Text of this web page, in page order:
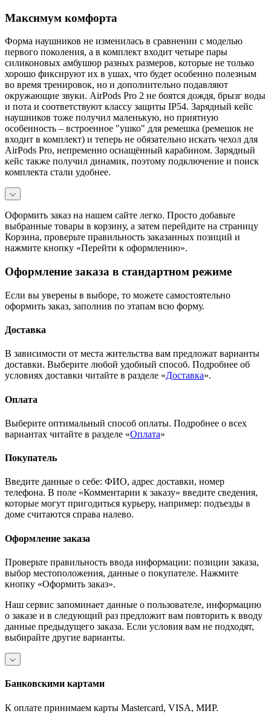
Максимум комфорта
Форма наушников не изменилась в сравнении с моделью
первого поколения, а в комплект входит четыре пары
силиконовых амбушюр разных размеров, которые не только
хорошо фиксируют их в ушах, что будет особенно полезным
во время тренировок, но и дополнительно подавляют
окружающие звуки. AirPods Pro 2 не боятся дождя, брызг воды
и пота и соответствуют классу защиты IP54. Зарядный кейс
наушников тоже получил маленькую, но приятную
особенность – встроенное "ушко" для ремешка (ремешок не
входит в комплект) и теперь не обязательно искать чехол для
AirPods Pro, непременно оснащённый карабином. Зарядный
кейс также получил динамик, поэтому подключение и поиск
комплекта стали удобнее.
Оформить заказ на нашем сайте легко. Просто добавьте
выбранные товары в корзину, а затем перейдите на страницу
Корзина, проверьте правильность заказанных позиций и
нажмите кнопку «Перейти к оформлению».
Оформление заказа в стандартном режиме
Если вы уверены в выборе, то можете самостоятельно
оформить заказ, заполнив по этапам всю форму.
Доставка
В зависимости от места жительства вам предложат варианты
доставки. Выберите любой удобный способ. Подробнее об
условиях доставки читайте в разделе «Доставка».
Оплата
Выберите оптимальный способ оплаты. Подробнее о всех
вариантах читайте в разделе «Оплата»
Покупатель
Введите данные о себе: ФИО, адрес доставки, номер
телефона. В поле «Комментарии к заказу» введите сведения,
которые могут пригодиться курьеру, например: подъезды в
доме считаются справа налево.
Оформление заказа
Проверьте правильность ввода информации: позиции заказа,
выбор местоположения, данные о покупателе. Нажмите
кнопку «Оформить заказ».
Наш сервис запоминает данные о пользователе, информацию
о заказе и в следующий раз предложит вам повторить к вводу
данные предыдущего заказа. Если условия вам не подходят,
выбирайте другие варианты.
Банковскими картами
К оплате принимаем карты Mastercard, VISA, МИР.